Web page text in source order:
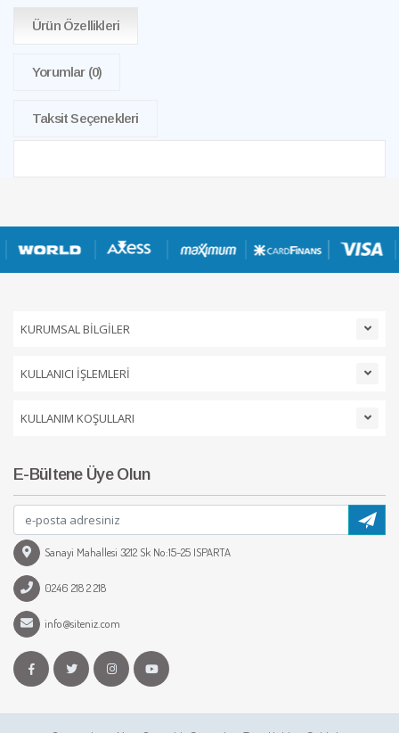
Ürün Özellikleri
Yorumlar (0)
Taksit Seçenekleri
KURUMSAL BİLGİLER
KULLANICI İŞLEMLERİ
KULLANIM KOŞULLARI
E-Bültene Üye Olun
Sanayi Mahallesi 3212 Sk No:15-25 ISPARTA
0246 218 2 218
info@siteniz.com